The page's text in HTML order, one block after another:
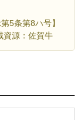
5条第8ハ号】
源：佐賀牛